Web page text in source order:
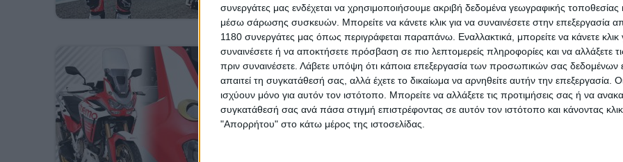
συνεργάτες μας ενδέχεται να χρησιμοποιήσουμε ακριβή δεδομένα γεωγραφικής τοποθεσίας
μέσω σάρωσης συσκευών. Μπορείτε να κάνετε κλικ για να συναινέσετε στην επεξεργασία
1180 συνεργάτες μας όπως περιγράφεται παραπάνω. Εναλλακτικά, μπορείτε να κάνετε κλικ
συναινέσετε ή να αποκτήσετε πρόσβαση σε πιο λεπτομερείς πληροφορίες και να αλλάξετε
πριν συναινέσετε. Λάβετε υπόψη ότι κάποια επεξεργασία των προσωπικών σας δεδομένων
απαιτεί τη συγκατάθεσή σας, αλλά έχετε το δικαίωμα να αρνηθείτε αυτήν την επεξεργασία.
ισχύουν μόνο για αυτόν τον ιστότοπο. Μπορείτε να αλλάξετε τις προτιμήσεις σας ή να
συγκατάθεσή σας ανά πάσα στιγμή επιστρέφοντας σε αυτόν τον ιστότοπο και κάνοντας
"Απορρήτου" στο κάτω μέρος της ιστοσελίδας.
Επικαιρότητα 18/3/
Honda - Σύστημα ADAS που βασίζεται
κάμερες αντί για ραντάρ
Πέντε χρόνια μετά την παρουσίαση των πρώτων
μοτοσυκλετών παραγωγής με ραντάρ και συστήματα